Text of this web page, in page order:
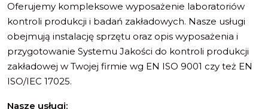
Oferujemy kompleksowe wyposażenie laboratoriów
kontroli produkcji i badań zakładowych. Nasze usługi
obejmują instalację sprzętu oraz opis wyposażenia i
przygotowanie Systemu Jakości do kontroli produkcji
zakładowej w Twojej firmie wg EN ISO 9001 czy też EN
ISO/IEC 17025.
Nasze usługi: